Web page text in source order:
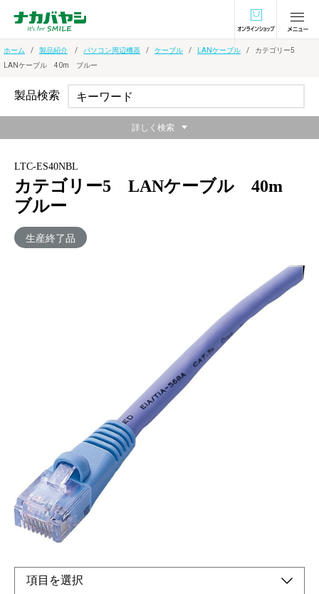
オンラインショ
ホーム 製品紹介 パソコン周辺機器 ケーブル LANケーブル
カテゴリー5
LANケーブル 40m ブルー
LTC-ES40NBL
カテゴリー5 LANケーブル 40m
ブルー
生産終了品
イーサネットケーブル（ストレート）10BASE-T・
100BASE-TX・1000BASE-T・ISDN・ADSL・ケー
メーカー希望小売価格：
¥4,340+ 税
生産終了品
●RoHS指令対応
製品検索
詳しく検索